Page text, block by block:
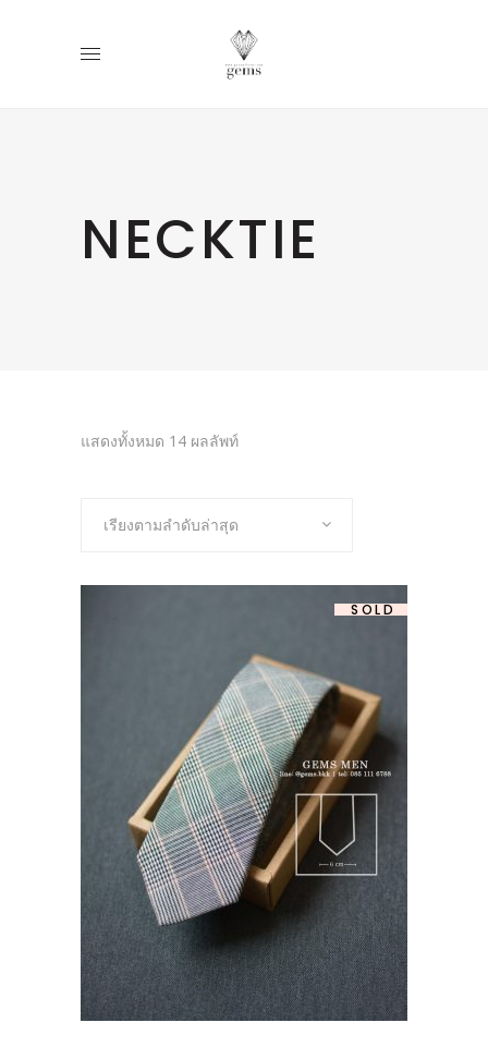
NECKTIE
แสดงทั้งหมด 14 ผลลัพท์
เรียงตามลำดับล่าสุด
-37%
SOLD